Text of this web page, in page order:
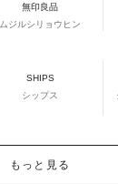
無印良品
ムジルシリョウヒン
SHIPS
シップス
もっと見る